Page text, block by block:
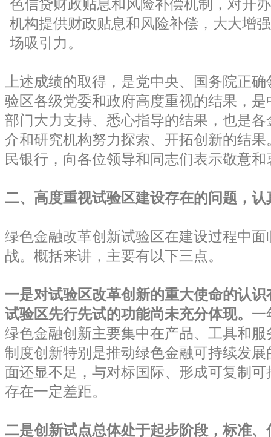
色信贷财政贴息和风险补偿机制，对开
机构提供财政贴息和风险补偿，大大增
场吸引力。
上述成绩的取得，是党中央、国务院正
验区各级党委和政府高度重视的结果，
部门大力支持、悉心指导的结果，也是
介和研究机构努力探索、开拓创新的结
民银行，向各位领导和同志们表示敬意
二、高度重视试验区建设存在的问题，
绿色金融改革创新试验区在建设过程中
战。概括来讲，主要有以下三点。
一是对试验区改革创新的重大使命的认
试验区先行先试的功能尚未充分体现。 一
绿色金融创新主要集中在产品、工具和
制度创新特别是推动绿色金融可持续发
面还显不足，与对标国际、形成可复制
存在一定差距。
二是创新试点总体处于起步阶段，标准